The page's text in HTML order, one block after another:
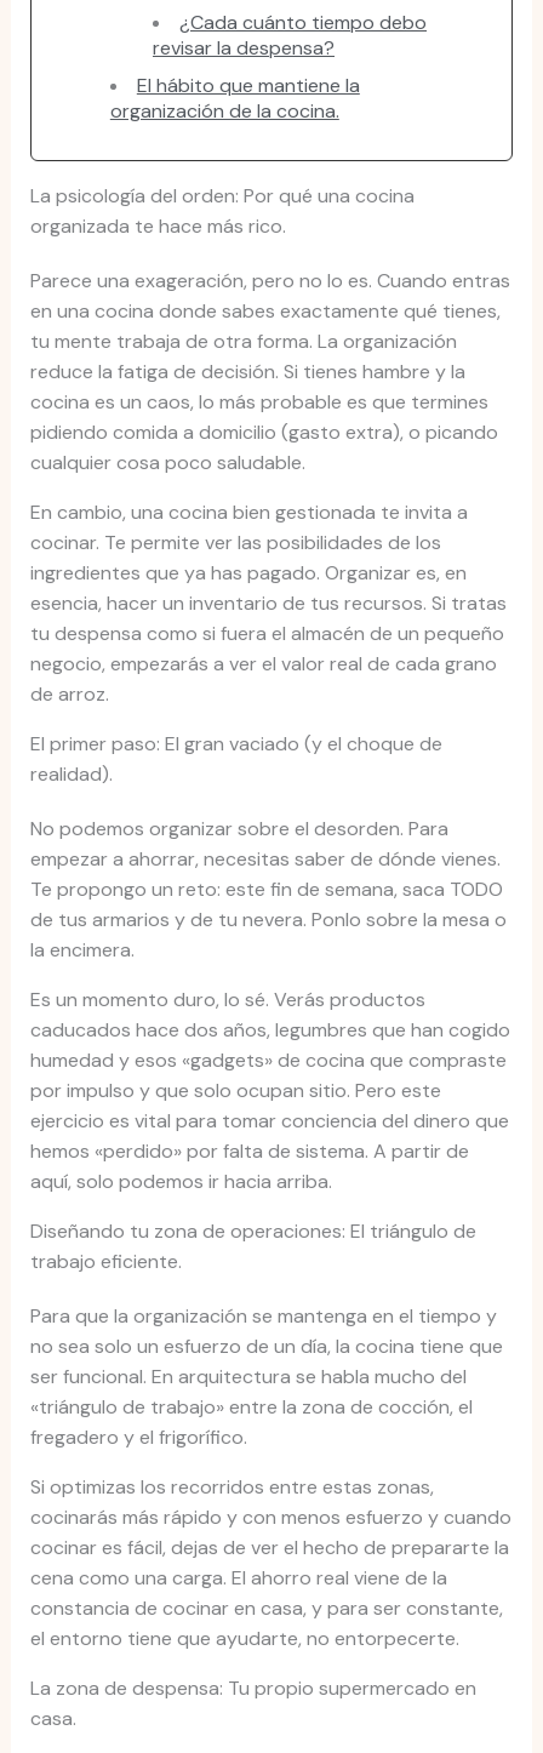
¿Cada cuánto tiempo debo
revisar la despensa?
El hábito que mantiene la
organización de la cocina.
La psicología del orden: Por qué una cocina
organizada te hace más rico.
Parece una exageración, pero no lo es. Cuando entras
en una cocina donde sabes exactamente qué tienes,
tu mente trabaja de otra forma. La organización
reduce la fatiga de decisión. Si tienes hambre y la
cocina es un caos, lo más probable es que termines
pidiendo comida a domicilio (gasto extra), o picando
cualquier cosa poco saludable.
En cambio, una cocina bien gestionada te invita a
cocinar. Te permite ver las posibilidades de los
ingredientes que ya has pagado. Organizar es, en
esencia, hacer un inventario de tus recursos. Si tratas
tu despensa como si fuera el almacén de un pequeño
negocio, empezarás a ver el valor real de cada grano
de arroz.
El primer paso: El gran vaciado (y el choque de
realidad).
No podemos organizar sobre el desorden. Para
empezar a ahorrar, necesitas saber de dónde vienes.
Te propongo un reto: este fin de semana, saca TODO
de tus armarios y de tu nevera. Ponlo sobre la mesa o
la encimera.
Es un momento duro, lo sé. Verás productos
caducados hace dos años, legumbres que han cogido
humedad y esos «gadgets» de cocina que compraste
por impulso y que solo ocupan sitio. Pero este
ejercicio es vital para tomar conciencia del dinero que
hemos «perdido» por falta de sistema. A partir de
aquí, solo podemos ir hacia arriba.
Diseñando tu zona de operaciones: El triángulo de
trabajo eficiente.
Para que la organización se mantenga en el tiempo y
no sea solo un esfuerzo de un día, la cocina tiene que
ser funcional. En arquitectura se habla mucho del
«triángulo de trabajo» entre la zona de cocción, el
fregadero y el frigorífico.
Si optimizas los recorridos entre estas zonas,
cocinarás más rápido y con menos esfuerzo y cuando
cocinar es fácil, dejas de ver el hecho de prepararte la
cena como una carga. El ahorro real viene de la
constancia de cocinar en casa, y para ser constante,
el entorno tiene que ayudarte, no entorpecerte.
La zona de despensa: Tu propio supermercado en
casa.